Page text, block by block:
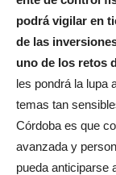
podrá vigilar en
de las
uno de los retos
les pondrá la lupa
temas tan
Córdoba es que
avanzada y
pueda anticiparse